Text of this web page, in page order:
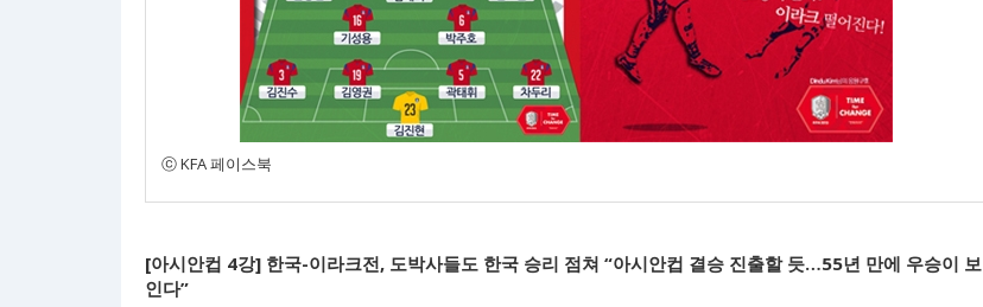
ⓒ KFA 페이스북
[아시안컵 4강] 한국-이라크전, 도박사들도 한국 승리 점쳐 “아시안컵 결승 진출할 듯…55년 만에 우승이 보
인다”